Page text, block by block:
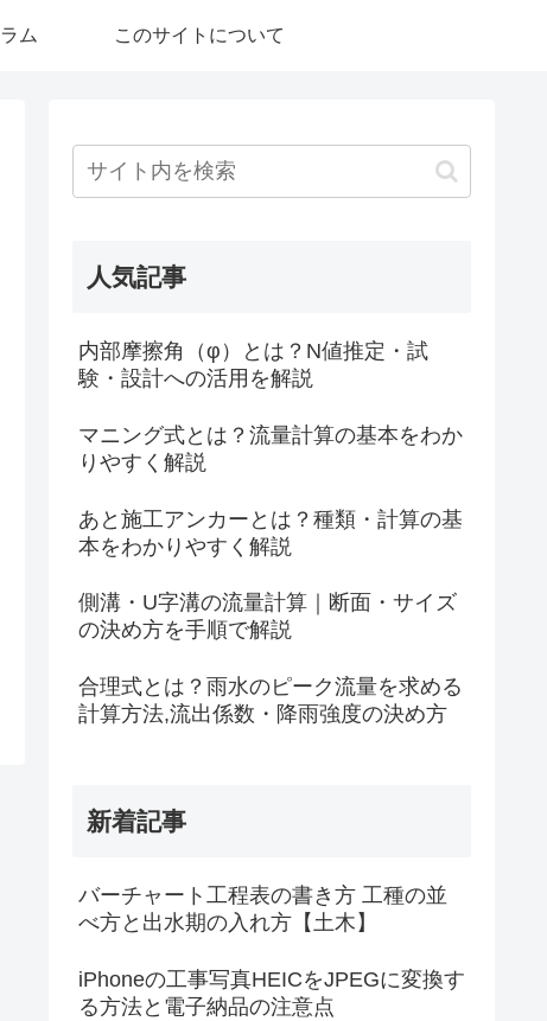
ム このサイトについて
人気記事
内部摩擦角（φ）とは？N値推定・試
験・設計への活用を解説
マニング式とは？流量計算の基本をわか
りやすく解説
あと施工アンカーとは？種類・計算の基
本をわかりやすく解説
側溝・U字溝の流量計算｜断面・サイズ
の決め方を手順で解説
合理式とは？雨水のピーク流量を求める
計算方法,流出係数・降雨強度の決め方
新着記事
バーチャート工程表の書き方 工種の並
べ方と出水期の入れ方【土木】
iPhoneの工事写真HEICをJPEGに変換す
る方法と電子納品の注意点